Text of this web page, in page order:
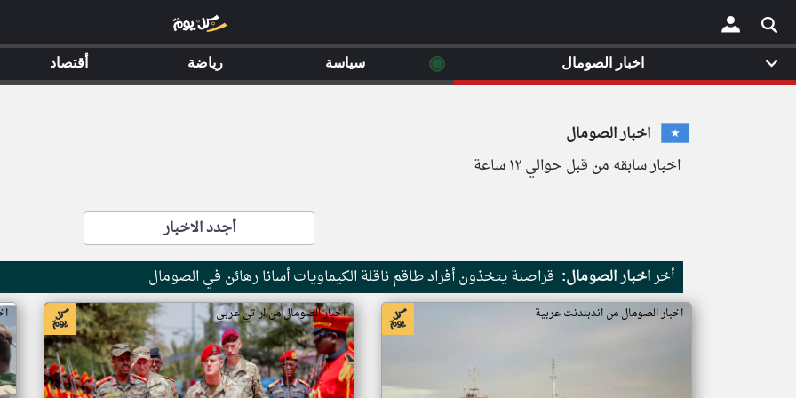
×
اخبار الصومال
اخبار سابقه من قبل حوالي ١٢ ساعة
أجدد الاخبار
أخراخبار الصومال: قراصنة يتخذون أفراد طاقم ناقلة الكيماويات أسانا رهائن في الصومال
اخبار الصومال من اندبندنت عربية اخبار الصومال من ار تي عربي
اخبار الصومال ◉ سياسة رياضة أقتصاد